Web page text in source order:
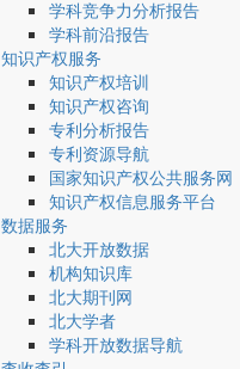
学科竞争力分析报告
学科前沿报告
知识产权服务
知识产权培训
知识产权咨询
专利分析报告
专利资源导航
国家知识产权公共服务网
知识产权信息服务平台
数据服务
北大开放数据
机构知识库
北大期刊网
北大学者
学科开放数据导航